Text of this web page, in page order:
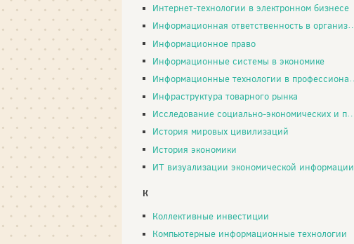
Интернет-технологии в электронном бизнесе
Информационная ответственность в организации
Информационное право
Информационные системы в экономике
Информационные технологии в профессиональной деятельности
Инфраструктура товарного рынка
Исследование социально-экономических и политических процессов
История мировых цивилизаций
История экономики
ИТ визуализации экономической информации
К
Коллективные инвестиции
Компьютерные информационные технологии